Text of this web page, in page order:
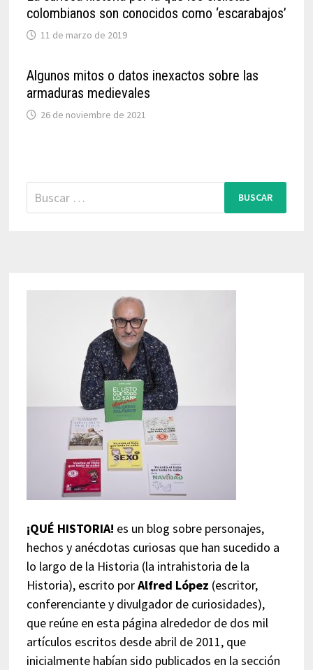
colombianos son conocidos como ‘escarabajos’
11 de marzo de 2019
Algunos mitos o datos inexactos sobre las
armaduras medievales
26 de noviembre de 2021
Buscar:
¡QUÉ HISTORIA! es un blog sobre personajes,
hechos y anécdotas curiosas que han sucedido a
lo largo de la Historia (la intrahistoria de la
Historia), escrito porAlfred López (escritor,
conferenciante y divulgador de curiosidades),
que reúne en esta página alrededor de dos mil
artículos escritos desde abril de 2011, que
inicialmente habían sido publicados en la sección